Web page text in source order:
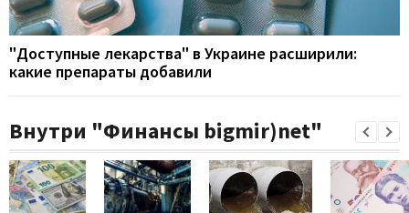
"Доступные лекарства" в Украине расширили:
какие препараты добавили
Внутри "Финансы bigmir)net"